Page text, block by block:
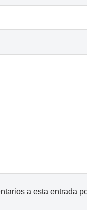
a esta entrada